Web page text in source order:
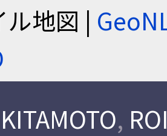
ル地図 |
,